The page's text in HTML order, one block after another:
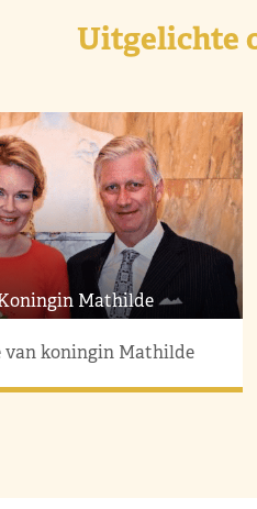
Uitgelichte
Mathilde
van koningin Mathilde